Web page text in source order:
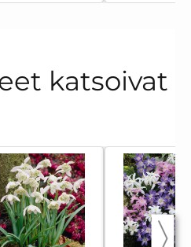
katsoivat